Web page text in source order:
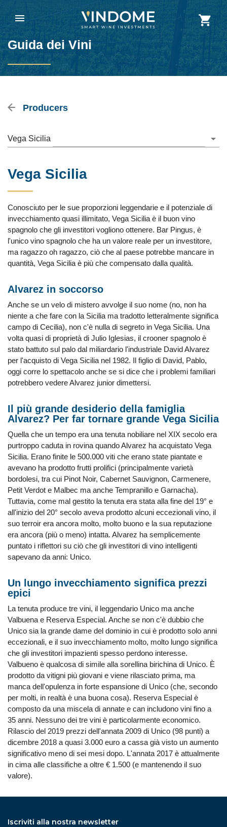
Guida dei Vini
Producers
Vega Sicilia
Vega Sicilia
Conosciuto per le sue proporzioni leggendarie e il potenziale di
invecchiamento quasi illimitato, Vega Sicilia è il buon vino
spagnolo che gli investitori vogliono ottenere. Bar Pingus, è
l'unico vino spagnolo che ha un valore reale per un investitore,
ma ragazzo oh ragazzo, ciò che al paese potrebbe mancare in
quantità, Vega Sicilia è più che compensato dalla qualità.
Alvarez in soccorso
Anche se un velo di mistero avvolge il suo nome (no, non ha
niente a che fare con la Sicilia ma tradotto letteralmente significa
campo di Cecilia), non c'è nulla di segreto in Vega Sicilia. Una
volta quasi di proprietà di Julio Iglesias, il crooner spagnolo è
stato battuto sul palo dal miliardario l'industriale David Alvarez
per l'acquisto di Vega Sicilia nel 1982. Il figlio di David, Pablo,
oggi corre lo spettacolo anche se si dice che i problemi familiari
potrebbero vedere Alvarez junior dimettersi.
Il più grande desiderio della famiglia
Alvarez? Per far tornare grande Vega Sicilia
Quella che un tempo era una tenuta nobiliare nel XIX secolo era
purtroppo caduta in rovina quando Alvarez ha acquistato Vega
Sicilia. Erano finite le 500.000 viti che erano state piantate e
avevano ha prodotto frutti prolifici (principalmente varietà
bordolesi, tra cui Pinot Noir, Cabernet Sauvignon, Carmenere,
Petit Verdot e Malbec ma anche Tempranillo e Garnacha).
Tuttavia, come mal gestito la tenuta era stata alla fine del 19° e
all'inizio del 20° secolo aveva prodotto alcuni eccezionali vino, il
suo terroir era ancora molto, molto buono e la sua reputazione
era ancora (più o meno) intatta. Alvarez ha semplicemente
puntato i riflettori su ciò che gli investitori di vino intelligenti
sapevano da anni: Unico.
Un lungo invecchiamento significa prezzi
epici
La tenuta produce tre vini, il leggendario Unico ma anche
Valbuena e Reserva Especial. Anche se non c'è dubbio che
Unico sia la grande dame del dominio in cui è prodotto solo anni
eccezionali, e il suo invecchiamento molto, molto lungo significa
che gli investitori impazienti spesso perdono interesse.
Valbueno è qualcosa di simile alla sorellina birichina di Unico. È
prodotto da vitigni più giovani e viene rilasciato prima, ma
manca dell'opulenza in forte espansione di Unico (che, secondo
per molti, in realtà è una buona cosa). Reserva Especial è
composto da una miscela di annate e can includono vini fino a
35 anni. Nessuno dei tre vini è particolarmente economico.
Rilascio del 2019 prezzi dell'annata 2009 di Unico (98 punti) a
dicembre 2018 a quasi 3.000 euro a cassa già visto un aumento
significativo meno di sei mesi dopo. L'annata 2017 è attualmente
in cima alle classifiche a oltre € 1.500 (e mantenendo il suo
valore).
Iscriviti alla nostra newsletter